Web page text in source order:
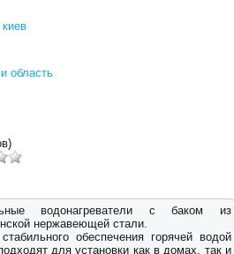
область
водонагреватели с баком из
нержавеющей стали.
обеспечения горячей водой
для установки как в домах, так и